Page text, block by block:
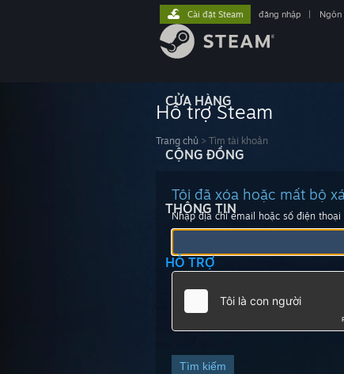
CỬA HÀNG
CỘNG ĐỒNG
THÔNG TIN
HỖ TRỢ
Cài đặt Steam đăng nhập Ngôn
Hỗ trợ Steam
Trang chủ > Tìm tài khoản
Tôi đã xóa hoặc mất bộ
Nhập địa chỉ email hoặc số điện thoại